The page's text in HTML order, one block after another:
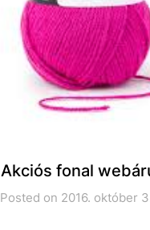
Akciós fonal
Posted on 2016. október